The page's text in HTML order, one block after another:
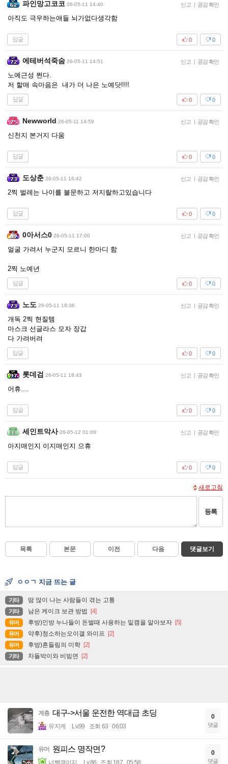
파인망고코코 26-05-11 14:40 신고 | 공감 확인
아직도 극우하는애들 뇌가없다생각함
답글 0
0
에테버석죽숨 26-05-11 14:51 신고 | 공감 확인
노예근성 쩐다.
저 할매 속마음은 내가 더 나은 노예닷!!!!
답글 0
0
Newworld 26-05-11 14:59 신고 | 공감 확인
신천지 본거지 다움
답글 0
0
도상춘 26-05-11 16:42 신고 | 공감 확인
2찍 벌레는 나이를 불문하고 저지랄하고있습니다
답글 0
0
0아서스0 26-05-11 17:00 신고 | 공감 확인
얼굴 가려서 누군지 모르니 한마디 함
2찍 노예년
답글 0
0
노도 26-05-11 18:36 신고 | 공감 확인
개독 2찍 현질템
마스크 선글라스 모자 장갑
다 가려버려
답글 0
0
롯데검 26-05-11 18:43 신고 | 공감 확인
어휴....
답글 0
0
세인트악사 26-05-12 01:06 신고 | 공감 확인
아지매인지 이지매인지 으휴
답글 0
0
새로고침
등록
목록 본문 이전 다음 댓글보기
ㅇㅇㄱ 지금 뜨는 글
기타 땀 많이 나는 사람들이 겪는 고통
기타 남은 케이크 보관 방법 [4]
유머 후방)인방 누나들이 돈벌때 사용하는 밑캠을 알아보자 [5]
유머 약후)청소하는오이갤 와이프 [2]
유머 후방)흔들림의 미학 [2]
기타 차돌박이와 비빔면 [2]
계층 대구->서울 운전한 역대급 초딩
뮤지케 Lv.99 조회 63 06:03
0
댓글
유머 원피스 명작면? 0
댓글